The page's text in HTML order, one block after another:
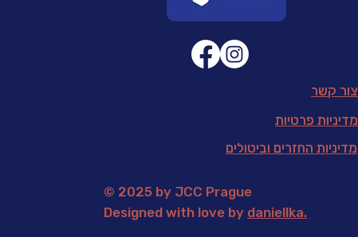
צור קשר
מדיניות פרטיות
מדיניות החזרים וביטולים
© 2025 by JCC Prague
Designed with love by daniellka.